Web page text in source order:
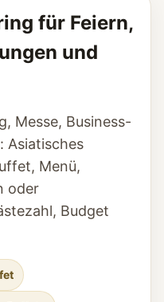
für Feiern,
und
Messe, Business-
Asiatisches
Menü,
oder
Budget